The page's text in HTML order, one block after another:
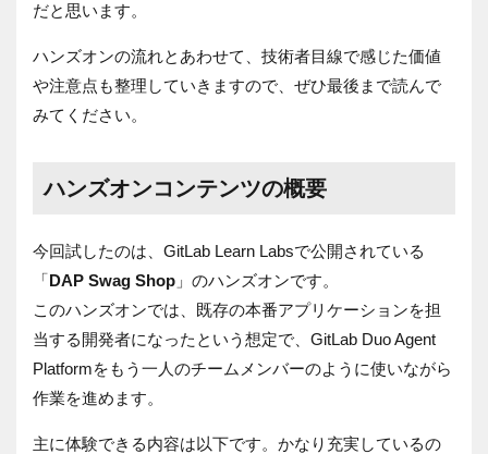
だと思います。
ハンズオンの流れとあわせて、技術者目線で感じた価値
や注意点も整理していきますので、ぜひ最後まで読んで
みてください。
ハンズオンコンテンツの概要
今回試したのは、GitLab Learn Labsで公開されている
「DAP Swag Shop 」のハンズオンです。
このハンズオンでは、既存の本番アプリケーションを担
当する開発者になったという想定で、GitLab Duo Agent
Platformをもう一人のチームメンバーのように使いながら
作業を進めます。
主に体験できる内容は以下です。かなり充実しているの